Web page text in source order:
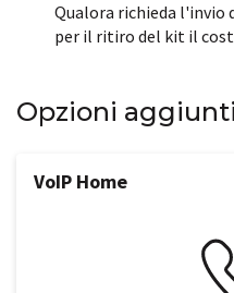
Qualora richieda l'invio
per il ritiro del kit il
Opzioni
VoIP Home